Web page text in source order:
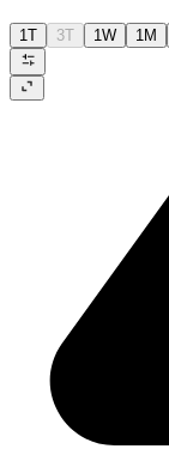
1T 3T 1W 1M